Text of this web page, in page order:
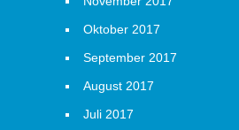
Oktober 2017
September 2017
August 2017
Juli 2017